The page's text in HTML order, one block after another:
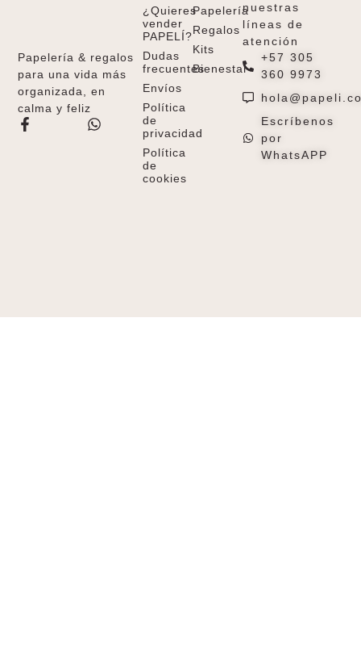
Papelería & regalos
para una vida más
organizada, en
calma y feliz
Papelería
Regalos
Kits
Bienestar
¿Quieres
vender
PAPELÍ?
Dudas
frecuentes
Envíos
Política
de
privacidad
Política
de
cookies
nuestras
líneas de
atención
+57 305
360 9973
Escríbenos
por
WhatsAPP